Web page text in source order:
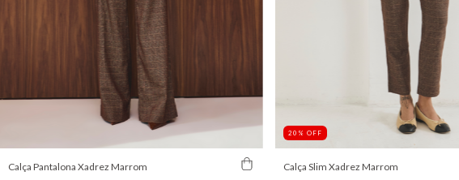
Calça Pantalona Xadrez Marrom
20 % OFF
Calça Slim Xadrez Marrom